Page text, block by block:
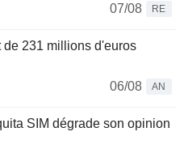
07/08
RE
de 231 millions d'euros
06/08
AN
SIM dégrade son opinion